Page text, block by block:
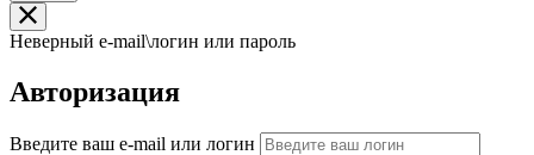
Неверный e-mail\логин или пароль
Авторизация
Введите ваш e-mail или логин